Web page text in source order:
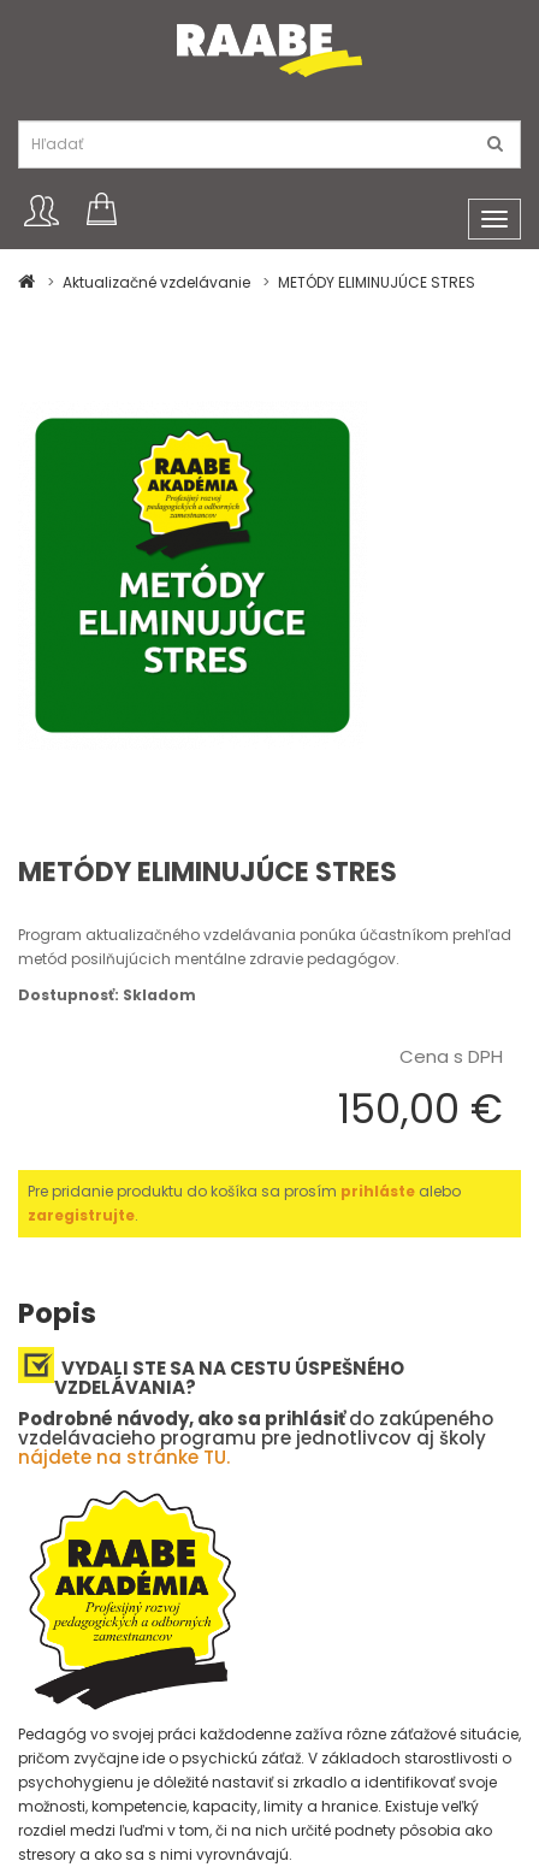
Aktualizačné vzdelávanie
METÓDY ELIMINUJÚCE STRES
METÓDY ELIMINUJÚCE STRES
Program aktualizačného vzdelávania ponúka účastníkom prehľad
metód posilňujúcich mentálne zdravie pedagógov.
Dostupnosť: Skladom
Cena s DPH
150,00 €
Pre pridanie produktu do košíka sa prosím prihláste alebo
zaregistrujte.
Popis
VYDALI STE SA NA CESTU ÚSPEŠNÉHO
VZDELÁVANIA?
Podrobné návody, ako sa prihlásiťdo zakúpeného
vzdelávacieho programu pre jednotlivcov aj školy
nájdete na stránke TU.
Pedagóg vo svojej práci každodenne zažíva rôzne záťažové situácie,
pričom zvyčajne ide o psychickú záťaž. V základoch starostlivosti o
psychohygienu je dôležité nastaviť si zrkadlo a identifikovať svoje
možnosti, kompetencie, kapacity, limity a hranice. Existuje veľký
rozdiel medzi ľuďmi v tom, či na nich určité podnety pôsobia ako
stresory a ako sa s nimi vyrovnávajú.